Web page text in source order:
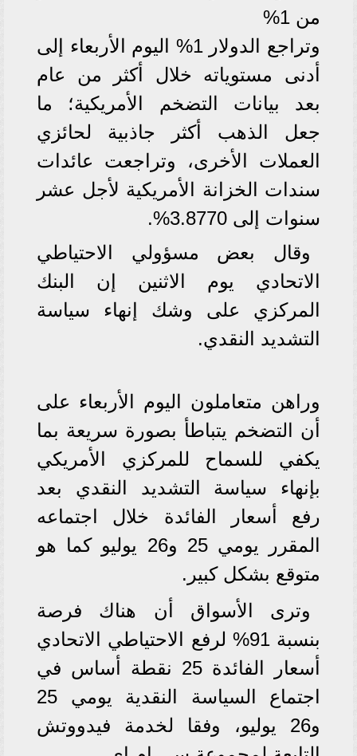
من 1%
وتراجع الدولار 1% اليوم الأربعاء إلى
أدنى مستوياته خلال أكثر من عام
بعد بيانات التضخم الأمريكية؛ ما
جعل الذهب أكثر جاذبية لحائزي
العملات الأخرى، وتراجعت عائدات
سندات الخزانة الأمريكية لأجل عشر
سنوات إلى 3.8770%.
وقال بعض مسؤولي الاحتياطي
الاتحادي يوم الاثنين إن البنك
المركزي على وشك إنهاء سياسة
التشديد النقدي.
وراهن متعاملون اليوم الأربعاء على
أن التضخم يتباطأ بصورة سريعة بما
يكفي للسماح للمركزي الأمريكي
بإنهاء سياسة التشديد النقدي بعد
رفع أسعار الفائدة خلال اجتماعه
المقرر يومي 25 و26 يوليو كما هو
متوقع بشكل كبير.
وترى الأسواق أن هناك فرصة
بنسبة 91% لرفع الاحتياطي الاتحادي
أسعار الفائدة 25 نقطة أساس في
اجتماع السياسة النقدية يومي 25
و26 يوليو، وفقا لخدمة فيدووتش